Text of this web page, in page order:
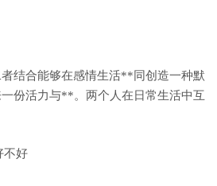
结合能够在感情生活**同创造一种默
份活力与**。两个人在日常生活中互